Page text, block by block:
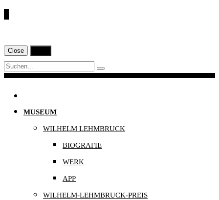
Close
Navigation
MUSEUM
WILHELM LEHMBRUCK
BIOGRAFIE
WERK
APP
WILHELM-LEHMBRUCK-PREIS